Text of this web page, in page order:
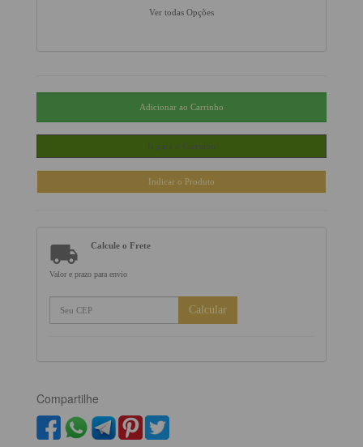
Ver todas Opções
 Calcule o Frete
Valor e prazo para envio
Calcular
Compartilhe